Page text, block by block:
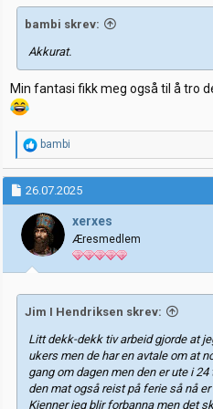
bambi skrev:
Akkurat.
Min fantasi fikk meg også til å tro
R
e
a
k
s
j
o
n
e
r
bambi
26.07.2025
xerxes
Æresmedlem
Jim I Hendriksen skrev:
Litt dekk-dekk tiv arbeid gjorde at
ukers men de har en avtale om at
gang om dagen men den er ute i
den mat også reist på ferie så nå
Kjenner jeg blir forbanna men det